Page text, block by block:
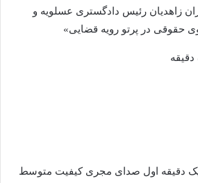
زاهدیان رئیس دادگستری عسلویه و
حقوقی در پرتو رویه قضایی»
دقیقه اول صدای مجری کیفیت متوسط